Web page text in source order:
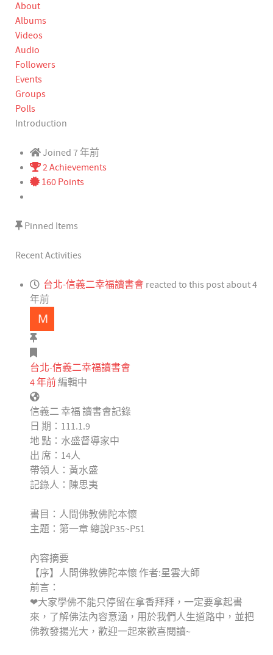
About
Albums
Videos
Audio
Followers
Events
Groups
Polls
Introduction
Joined 7 年前
2 Achievements
160 Points
Pinned Items
Recent Activities
台北-信義二幸福讀書會 reacted to this post about 4
年前
台北-信義二幸福讀書會
4 年前編輯中
信義二 幸福 讀書會記錄
日 期：111.1.9
地 點：水盛督導家中
出 席：14人
帶領人：黃水盛
記錄人：陳思夷
書目：人間佛教佛陀本懷
主題：第一章 總說P35~P51
內容摘要
【序】人間佛教佛陀本懷 作者:星雲大師
前言：
❤大家學佛不能只停留在拿香拜拜，一定要拿起書
來，了解佛法內容意涵，用於我們人生道路中，並把
佛教發揚光大，歡迎一起來歡喜閱讀~